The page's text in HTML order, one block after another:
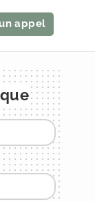
appel